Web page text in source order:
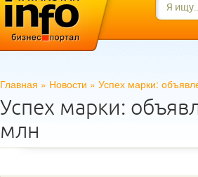
Главная » Новости » Успех марки:
Успех марки:
млн